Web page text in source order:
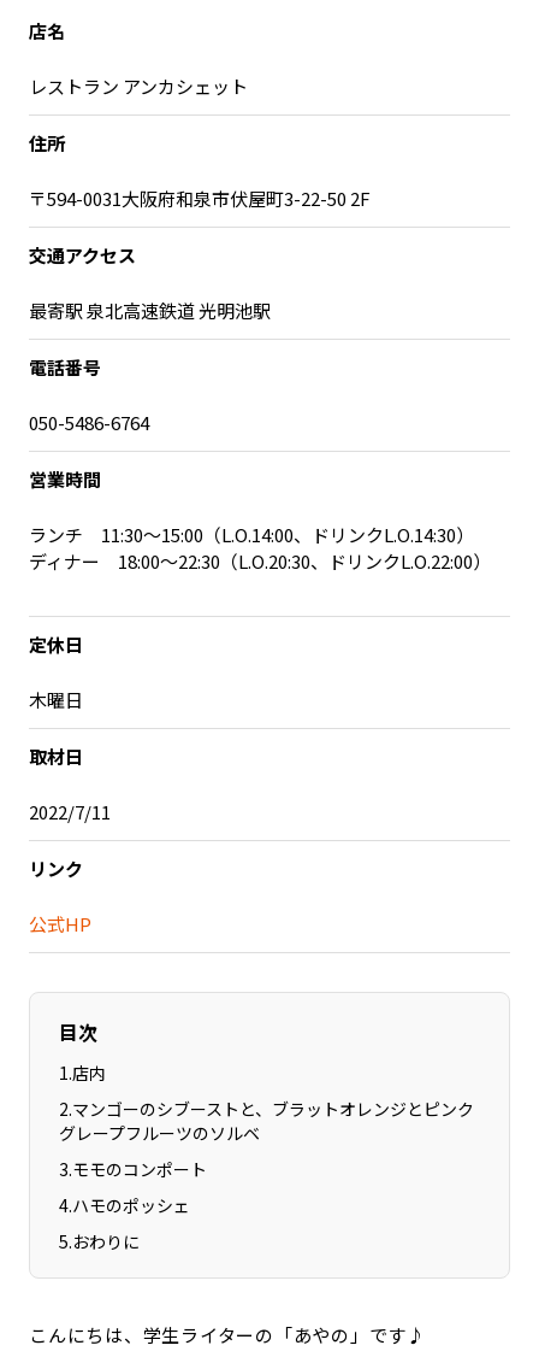
宮崎エリア
特集コンテンツ
地域を代表する 企業100選
プレスリリース
Localist
イベント
Sporkle
「人」から探す
店名
レストラン アンカシェット
住所
〒594-0031大阪府和泉市伏屋町3-22-50 2F
交通アクセス
最寄駅 泉北高速鉄道 光明池駅
電話番号
050-5486-6764
営業時間
ランチ 11:30～15:00（L.O.14:00、ドリンクL.O.14:30）
ディナー 18:00～22:30（L.O.20:30、ドリンクL.O.22:00）
定休日
木曜日
取材日
2022/7/11
リンク
公式HP
目次
1.店内
2.マンゴーのシブーストと、ブラットオレンジとピンク
グレープフルーツのソルベ
3.モモのコンポート
4.ハモのポッシェ
5.おわりに
こんにちは、学生ライターの「あやの」です♪